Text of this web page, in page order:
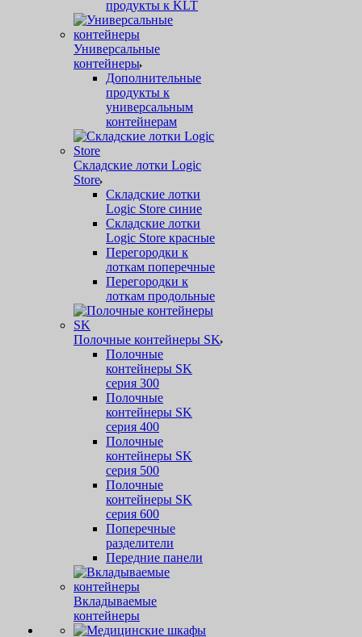
продукты к KLT
Универсальные
контейнеры
Дополнительные
продукты к
универсальным
контейнерам
Складские лотки Logic
Store
Складские лотки
Logic Store синие
Складские лотки
Logic Store красные
Перегородки к
лоткам поперечные
Перегородки к
лоткам продольные
Полочные контейнеры SK
Полочные
контейнеры SK
серия 300
Полочные
контейнеры SK
серия 400
Полочные
контейнеры SK
серия 500
Полочные
контейнеры SK
серия 600
Поперечные
разделители
Передние панели
Вкладываемые
контейнеры